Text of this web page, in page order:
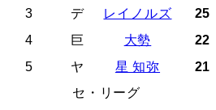
3
デ レイノルズ
25
4
巨 大勢
22
5
ヤ 星 知弥
21
セ・リーグ